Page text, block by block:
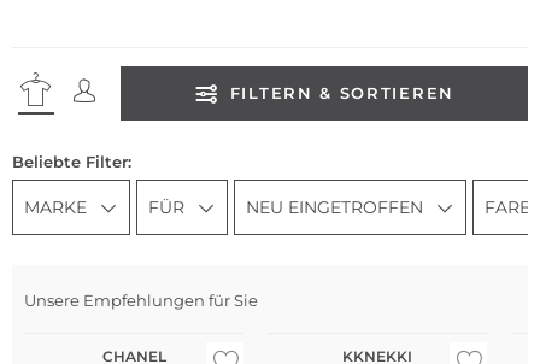
FILTERN & SORTIEREN
Beliebte Filter:
MARKE FÜR NEU EINGETROFFEN
Unsere Empfehlungen für Sie
CHANEL
KKNEKKI